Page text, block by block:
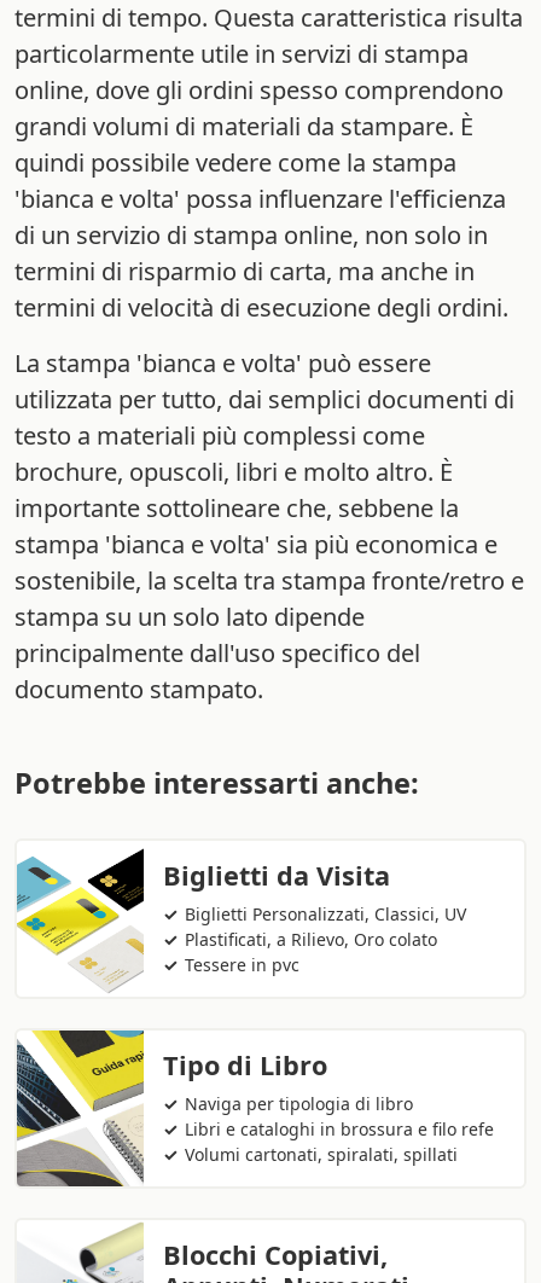
termini di tempo. Questa caratteristica risulta
particolarmente utile in servizi di stampa
online, dove gli ordini spesso comprendono
grandi volumi di materiali da stampare. È
quindi possibile vedere come la stampa
'bianca e volta' possa influenzare l'efficienza
di un servizio di stampa online, non solo in
termini di risparmio di carta, ma anche in
termini di velocità di esecuzione degli ordini.
La stampa 'bianca e volta' può essere
utilizzata per tutto, dai semplici documenti di
testo a materiali più complessi come
brochure, opuscoli, libri e molto altro. È
importante sottolineare che, sebbene la
stampa 'bianca e volta' sia più economica e
sostenibile, la scelta tra stampa fronte/retro e
stampa su un solo lato dipende
principalmente dall'uso specifico del
documento stampato.
Potrebbe interessarti anche:
Biglietti da Visita
Biglietti Personalizzati, Classici, UV
Plastificati, a Rilievo, Oro colato
Tessere in pvc
Tipo di Libro
Naviga per tipologia di libro
Libri e cataloghi in brossura e filo refe
Volumi cartonati, spiralati, spillati
Blocchi Copiativi,